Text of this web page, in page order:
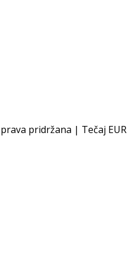
pridržana | Tečaj EUR